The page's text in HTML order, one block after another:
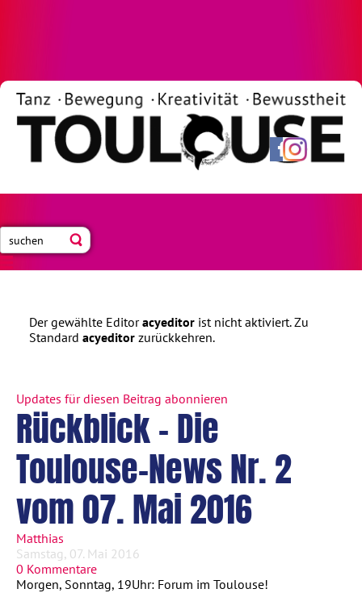
Der gewählte Editoracyeditor ist nicht aktiviert. Zu
Standard acyeditor zurückkehren.
Updates für diesen Beitrag abonnieren
Rückblick - Die
Toulouse-News Nr. 2
vom 07. Mai 2016
Matthias
Samstag, 07. Mai 2016
0 Kommentare
Morgen, Sonntag, 19Uhr: Forum im Toulouse!